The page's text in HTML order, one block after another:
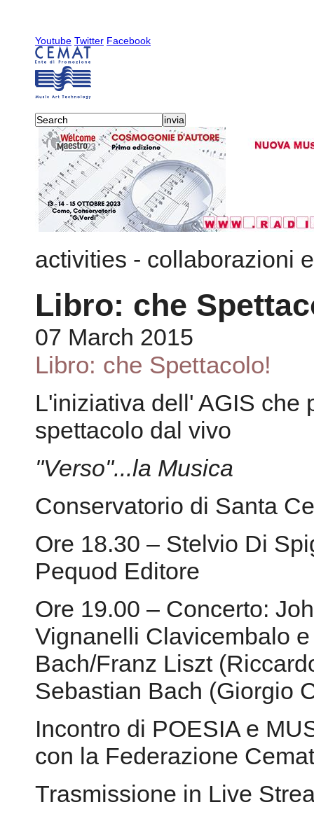
Youtube Twitter Facebook
activities - collaborazioni
Libro: che
07 March 2015
Libro: che Spettacolo!
L'iniziativa dell' AGIS che
spettacolo dal vivo
"Verso"...la Musica
Conservatorio di Santa
Ore 18.30 – Stelvio Di
Pequod Editore
Ore 19.00 – Concerto:
Vignanelli Clavicembalo
Bach/Franz Liszt
Sebastian Bach (Giorgio
Incontro di POESIA e
con la Federazione Cemat
Trasmissione in Live